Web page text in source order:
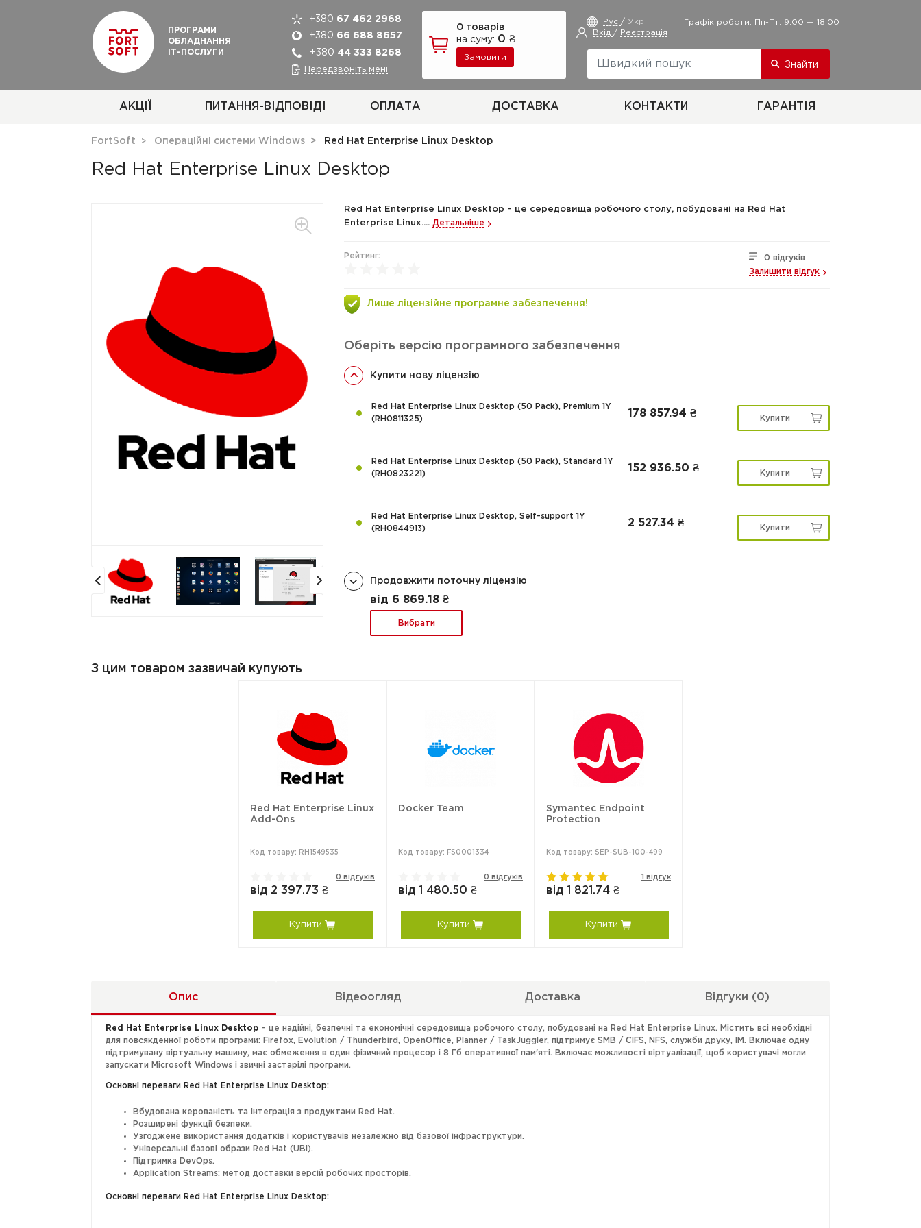
Вхід / Реєстрація
Рус / Укр Графік роботи: Пн-Пт: 9:00 — 18:00
Знайти
0 товарів
на суму: 0 ₴
Замовити
ПРОГРАМИ
ОБЛАДНАННЯ
ІТ-ПОСЛУГИ
АКЦІЇ ПИТАННЯ-ВІДПОВІДІ ОПЛАТА ДОСТАВКА КОНТАКТИ ГАРАНТІЯ
+380 67 462 2968
+380 66 688 8657
+380 44 333 8268
Передзвоніть мені
FortSoft Операційні системи Windows Red Hat Enterprise Linux Desktop
Red Hat Enterprise Linux Desktop
Red Hat Enterprise Linux Desktop – це середовища робочого столу, побудовані на Red Hat
Enterprise Linux....Детальніше
Рейтинг:
0 відгуків
Залишити відгук
Лише ліцензійне програмне забезпечення!
Оберіть версію програмного забезпечення
Купити нову ліцензію
Red Hat Enterprise Linux Desktop (50 Pack), Premium 1Y
(RH0811325)
178 857.94 ₴ Купити
Red Hat Enterprise Linux Desktop (50 Pack), Standard 1Y
(RH0823221)
152 936.50 ₴ Купити
Red Hat Enterprise Linux Desktop, Self-support 1Y
(RH0844913)
2 527.34 ₴ Купити
Продовжити поточну ліцензію
від 6 869.18 ₴
Вибрати
З цим товаром зазвичай купують
Red Hat Enterprise Linux
Add-Ons
Код товару: RH1549535
0 відгуків
від 2 397.73 ₴
Купити
Docker Team
Код товару: FS0001334
0 відгуків
від 1 480.50 ₴
Купити
Symantec Endpoint
Protection
Код товару: SEP-SUB-100-499
1 відгук
від 1 821.74 ₴
Купити
Опис Відеоогляд Доставка Відгуки (0)
Red Hat Enterprise Linux Desktop – це надійні, безпечні та економічні середовища робочого столу, побудовані на Red Hat Enterprise Linux. Містить всі необхідні
для повсякденної роботи програми: Firefox, Evolution / Thunderbird, OpenOffice, Planner / TaskJuggler, підтримує SMB / CIFS, NFS, служби друку, IM. Включає одну
підтримувану віртуальну машину, має обмеження в один фізичний процесор і 8 Гб оперативної пам'яті. Включає можливості віртуалізації, щоб користувачі могли
запускати Microsoft Windows і звичні застарілі програми.
Основні переваги Red Hat Enterprise Linux Desktop:
Вбудована керованість та інтеграція з продуктами Red Hat.
Розширені функції безпеки.
Узгоджене використання додатків і користувачів незалежно від базової інфраструктури.
Універсальні базові образи Red Hat (UBI).
Підтримка DevOps.
Application Streams: метод доставки версій робочих просторів.
Основні переваги Red Hat Enterprise Linux Desktop: